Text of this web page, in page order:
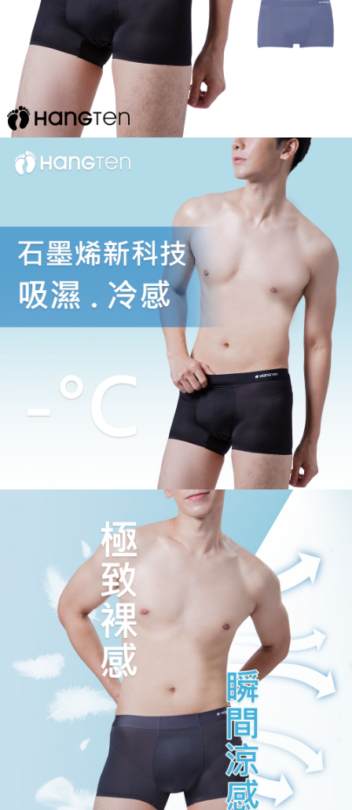
「AFTEE先享後付」，若未經同意申辦者引起之損失，本公司不負相關責
任。
４．使用「AFTEE先享後付」時，將依據個別帳號之用戶狀況，依本公司即
時審查核予不同之上限額度；若仍有額度不足之情形，本公司將視審查結果
請求用戶進行身份認證。
５．嚴禁一人註冊多個帳號或使用他人資訊註冊。若發現惡意使用之情形，
恩沛科技股份有限公司將有權停止該用戶之使用額度並採取法律行動。